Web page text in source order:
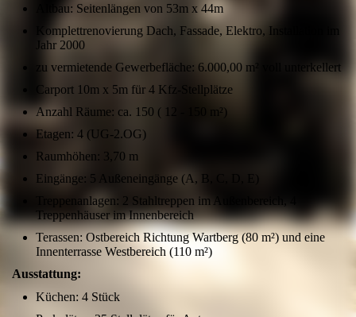
Altbau: Seitenlängen von 53m x 44m
Komplettrenovierung Dach, Fassade, Elektro, Installation im
Jahr 2000
zu vermietende Gewerbefläche: 6.000,00 m² voll unterkellert
Carport 10m x 5m für 4 Kfz-Stellplätze
Anzahl Räume: ca. 150 ( 12 - 150 m²)
Etagen: 4 (UG-2.OG)
Raumhöhen: 3,70 m
Eingänge: 5 Außeneingänge (A, B, C, D, E)
Treppenanlagen: 2 Stahltreppen im Außenbereich, 4
Treppenhäuser im Innenbereich
Terassen: Ostbereich Richtung Wartberg (80 m²) und eine
Innenterrasse Westbereich (110 m²)
Ausstattung:
Küchen: 4 Stück